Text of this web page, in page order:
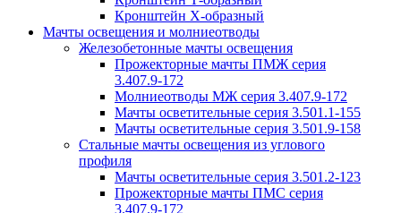
Кронштейн Х-образный
Мачты освещения и молниеотводы
Железобетонные мачты освещения
Прожекторные мачты ПМЖ серия
3.407.9-172
Молниеотводы МЖ серия 3.407.9-172
Мачты осветительные серия 3.501.1-155
Мачты осветительные серия 3.501.9-158
Стальные мачты освещения из углового
профиля
Мачты осветительные серия 3.501.2-123
Прожекторные мачты ПМС серия
3.407.9-172